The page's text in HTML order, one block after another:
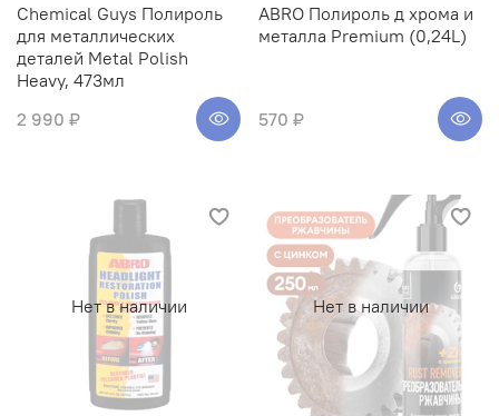
Chemical Guys Полироль
для металлических
деталей Metal Polish
Heavy, 473мл
2 990 ₽
ABRO Полироль д хрома и
металла Premium (0,24L)
570 ₽
Нет в наличии Нет в наличии